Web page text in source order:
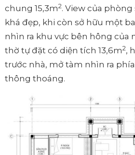
chung 15,3m2. View của
khá đẹp, khi còn sở hữu một
nhìn ra khu vực bên hông của
thờ tự đặt có diện tích 13,6m2,
trước nhà, mở tàm nhìn ra
thông thoáng.